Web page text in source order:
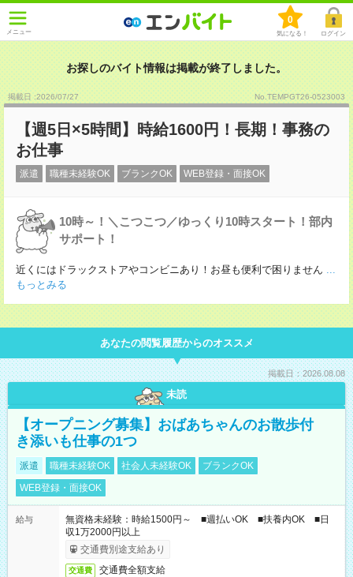
メニュー
0
気になる！ ログイン
お探しのバイト情報は掲載が終了しました。
掲載日 :2026/07/27 No.TEMPGT26-0523003
【週5日×5時間】時給1600円！長期！事務の
お仕事
派遣 職種未経験OK ブランクOK WEB登録・面接OK
10時～！＼こつこつ／ゆっくり10時スタート！部内
サポート！
近くにはドラックストアやコンビニあり！お昼も便利で困りません ...
もっとみる
あなたの閲覧履歴からのオススメ
掲載日：2026.08.08
未読
【オープニング募集】おばあちゃんのお散歩付
き添いも仕事の1つ
派遣 職種未経験OK 社会人未経験OK
ブランクOK
WEB登録・面接OK
給与
無資格未経験：時給1500円～ ■週払いOK ■扶養内OK ■日
収1万2000円以上
交通費別途支給あり
交通費 交通費全額支給